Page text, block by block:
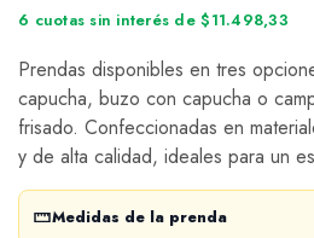
6 cuotas sin interés de $11.498,33
Prendas disponibles en tres
capucha, buzo con capucha o
frisado. Confeccionadas en
y de alta calidad, ideales para un
Medidas de la prenda